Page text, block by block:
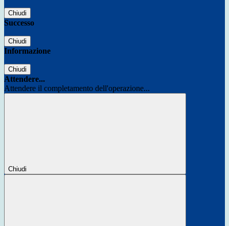
Chiudi
Successo
Chiudi
Informazione
Chiudi
Attendere...
Attendere il completamento dell'operazione...
Chiudi